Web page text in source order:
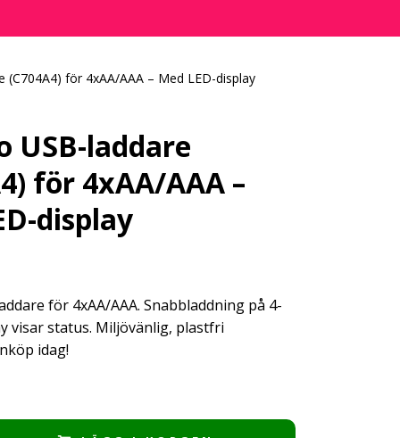
(C704A4) för 4xAA/AAA – Med LED-display
USB-laddare
för 4xAA/AAA –
display
för 4xAA/AAA. Snabbladdning på 4-
visar status. Miljövänlig, plastfri
idag!